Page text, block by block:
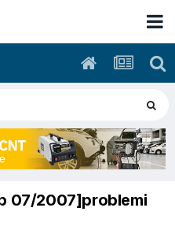
07/2007]problemi